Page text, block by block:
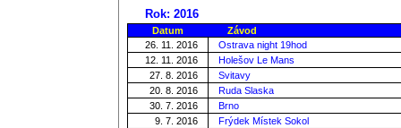
Rok: 2016
Datum
Závod
26. 11. 2016
Ostrava night 19hod
12. 11. 2016
Holešov Le Mans
27. 8. 2016
Svitavy
20. 8. 2016
Ruda Slaska
30. 7. 2016
Brno
9. 7. 2016
Frýdek Místek Sokol